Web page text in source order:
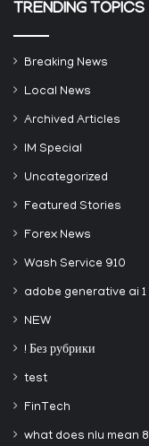
TRENDING TOPICS
Breaking News
Local News
Archived Articles
IM Special
Uncategorized
Featured Stories
Forex News
Wash Service 910
adobe generative ai 1
NEW
! Без рубрики
test
FinTech
what does nlu mean 8